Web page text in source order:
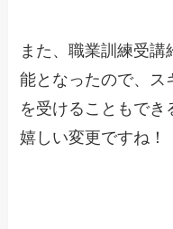
また、職業訓練受
能となったので、ス
を受けることもでき
嬉しい変更ですね！